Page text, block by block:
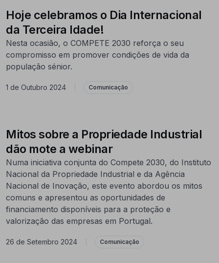
Hoje celebramos o Dia Internacional
da Terceira Idade!
Nesta ocasião, o COMPETE 2030 reforça o seu
compromisso em promover condições de vida da
população sénior.
1 de Outubro 2024 Comunicação
Mitos sobre a Propriedade Industrial
dão mote a webinar
Numa iniciativa conjunta do Compete 2030, do Instituto
Nacional da Propriedade Industrial e da Agência
Nacional de Inovação, este evento abordou os mitos
comuns e apresentou as oportunidades de
financiamento disponíveis para a proteção e
valorização das empresas em Portugal.
26 de Setembro 2024 Comunicação